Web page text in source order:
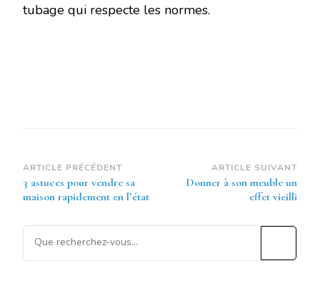
tubage qui respecte les normes.
Navigation
d’article
ARTICLE PRÉCÉDENT
3 astuces pour vendre sa
maison rapidement en l’état
ARTICLE SUIVANT
Donner à son meuble un
effet vieilli
Vous
recherchiez